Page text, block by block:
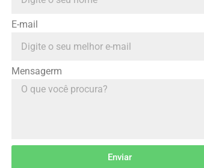
E-mail
Mensagerm
Enviar